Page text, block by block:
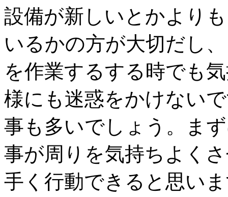
設備が新しいとかより
いるかの方が大切だし
を作業するする時でも
様にも迷惑をかけない
事も多いでしょう。ま
事が周りを気持ちよく
手く行動できると思い